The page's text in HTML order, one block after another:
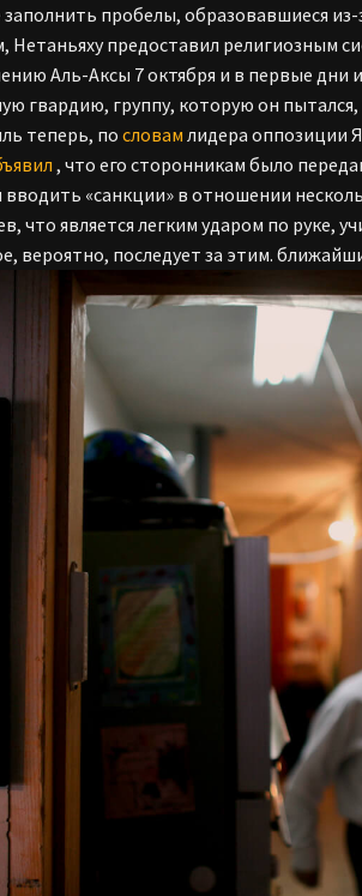
пробелы, образовавшиеся
Нетаньяху предоставил религиозным
Аль-Аксы 7 октября и в первые дни
гвардию, группу, которую он
теперь, пословам лидера оппозиции
, что его сторонникам было
«санкции» в отношении
что является легким ударом по руке,
вероятно, последует за этим.